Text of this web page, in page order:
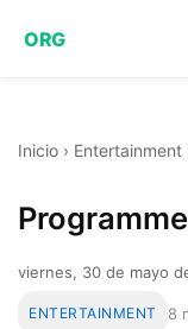
ORG
Inicio › Entertainment
viernes, 30 de mayo
ENTERTAINMENT 8